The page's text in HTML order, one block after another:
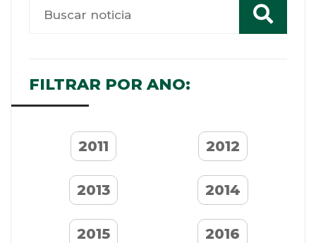
FILTRAR POR ANO:
2011 2012
2013 2014
2015 2016